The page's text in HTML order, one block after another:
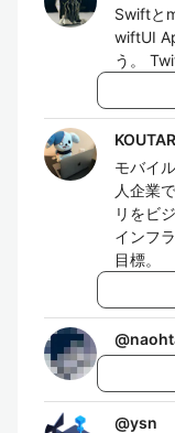
Swiftと
wiftUI
う。
モバイ
人企業
リをビ
インフ
目標。
@
@ysn